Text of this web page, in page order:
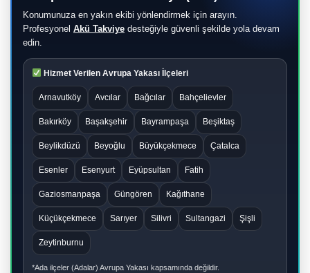
Konumunuza en yakın ekibi yönlendirmek için arayın.
Profesyonel Akü Takviye desteğiyle güvenli şekilde yola devam
edin.
Hizmet Verilen Avrupa Yakası İlçeleri
Arnavutköy Avcılar Bağcılar Bahçelievler
Bakırköy Başakşehir Bayrampaşa Beşiktaş
Beylikdüzü Beyoğlu Büyükçekmece Çatalca
Esenler Esenyurt Eyüpsultan Fatih
Gaziosmanpaşa Güngören Kağıthane
Küçükçekmece Sarıyer Silivri Sultangazi Şişli
Zeytinburnu
*Ada ilçeler (Adalar) Avrupa Yakası kapsamında değildir.